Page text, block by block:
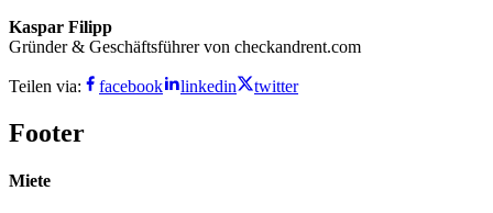
Kaspar Filipp
Gründer & Geschäftsführer von checkandrent.com
Teilen via: facebook linkedin twitter
Footer
Miete